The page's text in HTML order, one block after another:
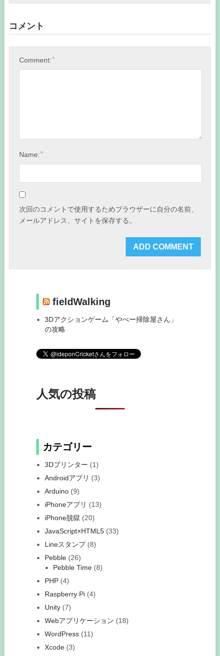
コメント
Comment:*
Name:*
次回のコメントで使用するためブラウザーに自分の名前、
メールアドレス、サイトを保存する。
fieldWalking
3Dアクションゲーム「やべー掃除屋さん」
の攻略
人気の投稿
カテゴリー
3Dプリンター (1)
Androidアプリ (3)
Arduino(9)
iPhoneアプリ (13)
iPhone脱獄 (20)
JavaScript×HTML5(33)
Lineスタンプ(8)
Pebble(26)
Pebble Time(8)
PHP(4)
Raspberry Pi(4)
Unity(7)
Webアプリケーション (18)
WordPress(11)
Xcode(3)